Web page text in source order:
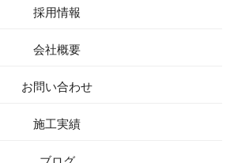
採用情報
会社概要
お問い合わせ
施工実績